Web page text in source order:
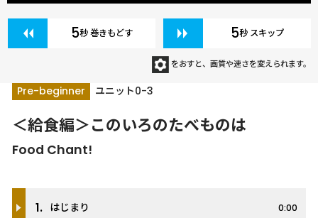
Pre-beginner ユニット0-3
＜給食編＞このいろのたべものは
Food Chant!
1. はじまり 0:00
5秒 巻きもどす 5秒 スキップ
をおすと、画質や速さを変えられます。